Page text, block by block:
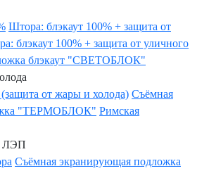
Штора: блэкаут 100% + защита от
блэкаут 100% + защита от уличного
блэкаут "СВЕТОБЛОК"
от жары и холода) Съёмная
"ТЕРМОБЛОК" Римская
ЛЭП
Съёмная экранирующая подложка